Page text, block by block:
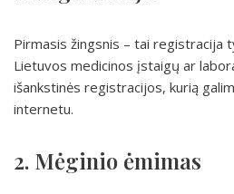
Pirmasis žingsnis – tai registracija
Lietuvos medicinos įstaigų ar
išankstinės registracijos, kurią
internetu.
2. Mėginio ėmimas